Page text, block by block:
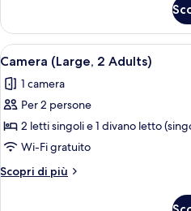
Adults
+
2
children)
Family
Suite
(2
+
2
Apri
tutte
le
foto
per
Camera
(Large,
2
7
Camera (Large, 2 Adults)
1 camera
Per 2 persone
2 letti singoli e 1 divano letto
Wi-Fi gratuito
Scopri di più
Altri